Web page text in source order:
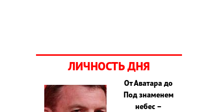
ЛИЧНОСТЬ ДНЯ
От Аватара до
Под знаменем
небес –